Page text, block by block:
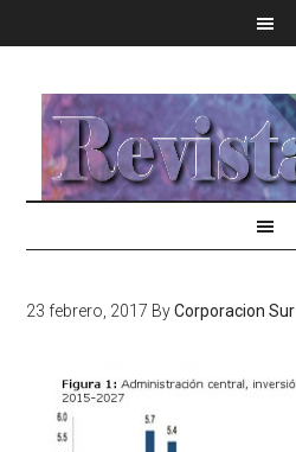
23 febrero, 2017 ByCorporacion Sur